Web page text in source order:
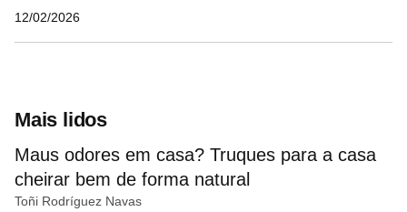
12/02/2026
Mais lidos
Maus odores em casa? Truques para a casa
cheirar bem de forma natural
Toñi Rodríguez Navas